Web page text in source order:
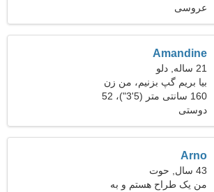
عروسی
Amandine
21 ساله, دلو
بیا بریم گپ بزنیم، من زن
حساسی هستم
160 سانتی متر (5'3")، 52
کیلوگرم (114 پوند)
دوستی
Arno
43 سال, حوت
من یک طراح هستم و به